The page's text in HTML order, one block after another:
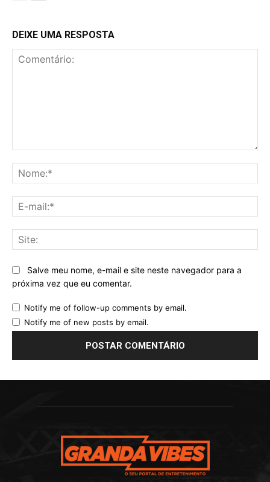
DEIXE UMA RESPOSTA
Salve meu nome, e-mail e site neste navegador para a
próxima vez que eu comentar.
Notify me of follow-up comments by email.
Notify me of new posts by email.